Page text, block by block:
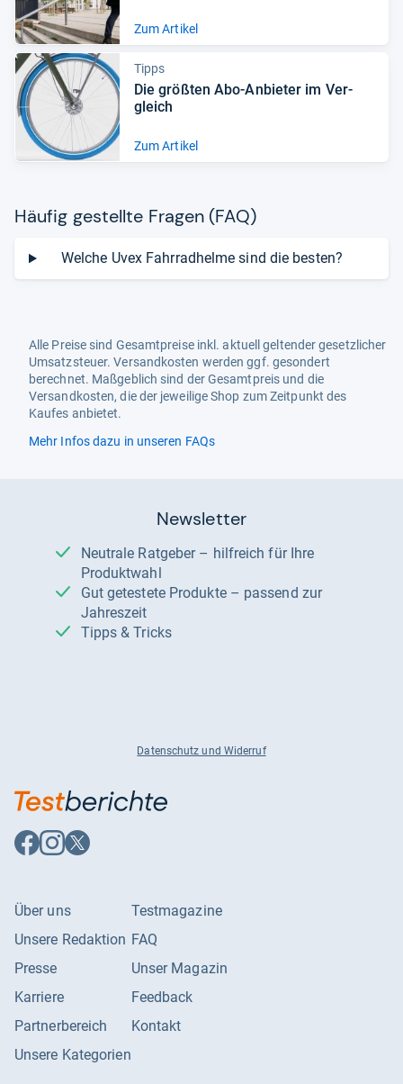
Zum Artikel
Tipps
Die größ­ten Abo-​Anbie­ter im Ver­
gleich
Zum Artikel
Häu­fig gestellte Fra­gen (FAQ)
Welche Uvex Fahrradhelme sind die besten?
Alle Preise sind Gesamtpreise inkl. aktuell geltender gesetzlicher
Umsatzsteuer. Versandkosten werden ggf. gesondert
berechnet. Maßgeblich sind der Gesamtpreis und die
Versandkosten, die der jeweilige Shop zum Zeitpunkt des
Kaufes anbietet.
Mehr Infos dazu in unseren FAQs
Newsletter
Neutrale Ratgeber – hilfreich für Ihre
Produktwahl
Gut getestete Produkte – passend zur
Jahreszeit
Tipps & Tricks
Datenschutz und Widerruf
Auf
Facebook
Auf
Instagram
Auf
X
Über uns
Unsere Redaktion
Presse
Karriere
Partnerbereich
Unsere Kategorien
Testmagazine
FAQ
Unser Magazin
Feedback
Kontakt